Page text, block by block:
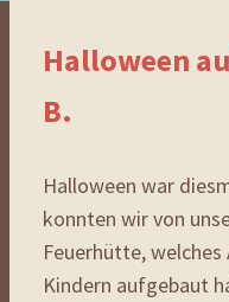
Halloween
B.
Halloween war
konnten wir von
Feuerhütte,
Kindern aufgebaut